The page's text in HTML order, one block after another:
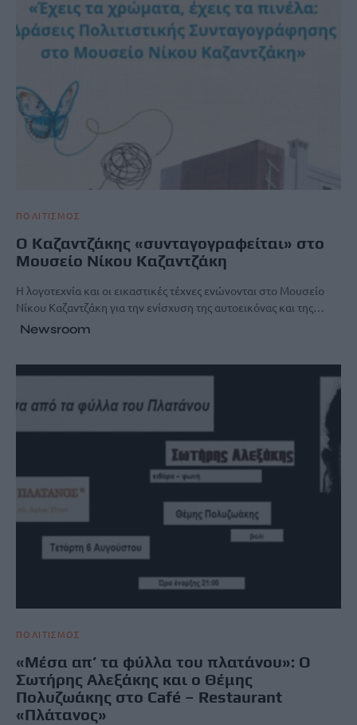
ΠΟΛΙΤΙΣΜΟΣ
Ο Καζαντζάκης «συνταγογραφείται» στο
Μουσείο Νίκου Καζαντζάκη
Η λογοτεχνία και οι εικαστικές τέχνες ενώνονται στο Μουσείο
Νίκου Καζαντζάκη για την ενίσχυση της αυτοεικόνας και της…
Newsroom
ΠΟΛΙΤΙΣΜΟΣ
«Μέσα απ’ τα φύλλα του πλατάνου»: Ο
Σωτήρης Αλεξάκης και ο Θέμης
Πολυζωάκης στο Café – Restaurant
«Πλάτανος»